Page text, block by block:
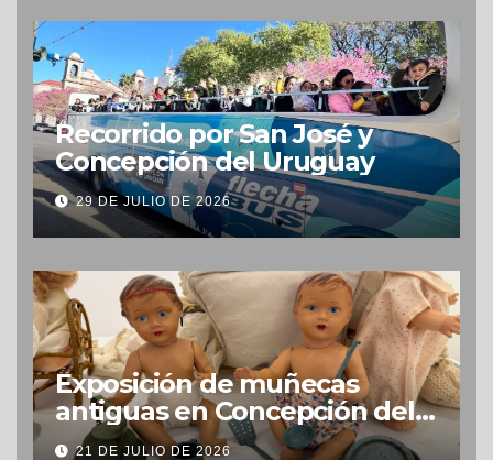
Recorrido por San José y
Concepción del Uruguay
29 DE JULIO DE 2026
Exposición de muñecas
antiguas en Concepción del
Uruguay
21 DE JULIO DE 2026